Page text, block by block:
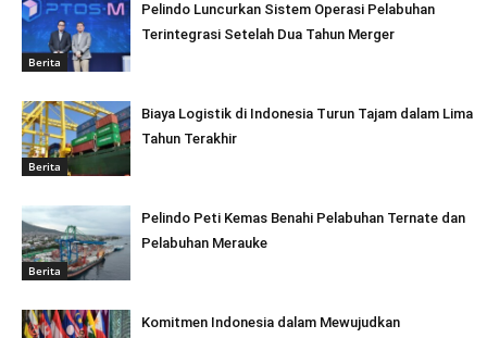
Berita
Pelindo Luncurkan Sistem Operasi Pelabuhan
Terintegrasi Setelah Dua Tahun Merger
Berita
Biaya Logistik di Indonesia Turun Tajam dalam Lima
Tahun Terakhir
Berita
Pelindo Peti Kemas Benahi Pelabuhan Ternate dan
Pelabuhan Merauke
Komitmen Indonesia dalam Mewujudkan